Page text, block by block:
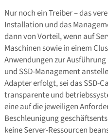
Nur noch ein Treiber – das
Installation und das
dann von Vorteil, wenn auf
Maschinen sowie in einem
Anwendungen zur
und SSD-Management
Adapter erfolgt, sei das SSD-
transparente und
eine auf die jeweiligen
Beschleunigung
keine Server-Ressourcen